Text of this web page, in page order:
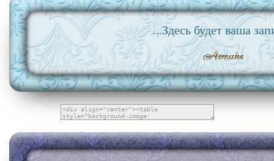
...Здесь будет ваша